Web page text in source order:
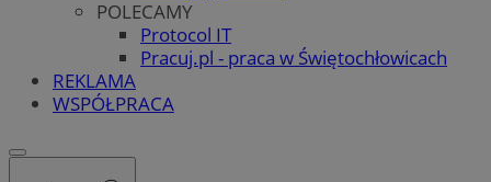
POLECAMY
Protocol IT
Pracuj.pl - praca w Świętochłowicach
REKLAMA
WSPÓŁPRACA